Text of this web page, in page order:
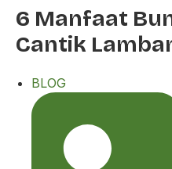
6 Manfaat
Cantik
BLOG